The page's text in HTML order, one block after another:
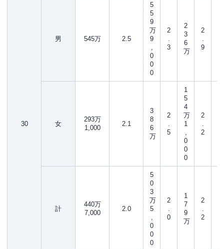
30
男 545万 2.5
5
5
9
万
9
0
0
0
2
3
2
3
6
万
2
9
女
293万
1,000
2.1
3
8
6
万
2
5
1
5
4
万
1
0
0
0
2
2
計
440万
7,000
2.0
5
0
3
万
5
0
0
0
2
0
1
7
9
万
2
2